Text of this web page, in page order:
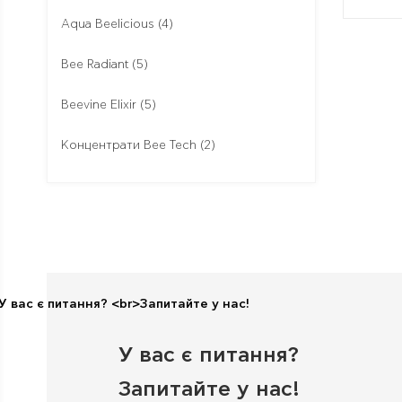
Aqua Beelicious (4)
Bee Radiant (5)
Beevine Elixir (5)
Концентрати Bee Tech (2)
У вас є питання?
Запитайте у нас!